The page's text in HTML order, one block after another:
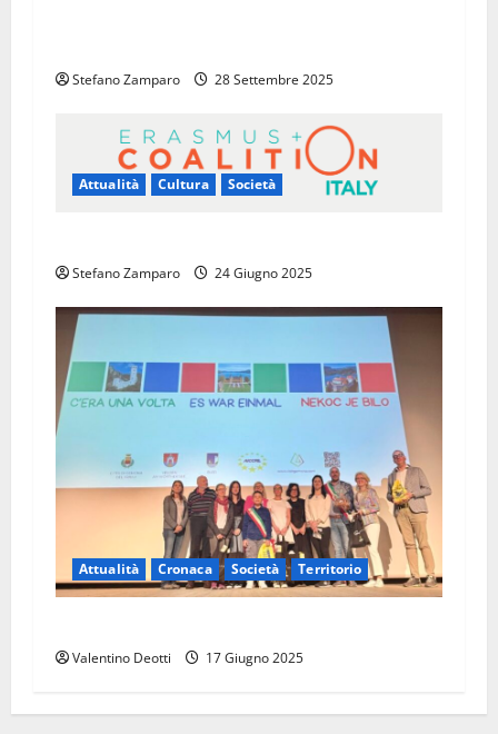
oStefano Zamparo 28 Settembre 2025
Attualità Cultura Società
Stefano Zamparo 24 Giugno 2025
Attualità Cronaca Società Territorio
Valentino Deotti 17 Giugno 2025